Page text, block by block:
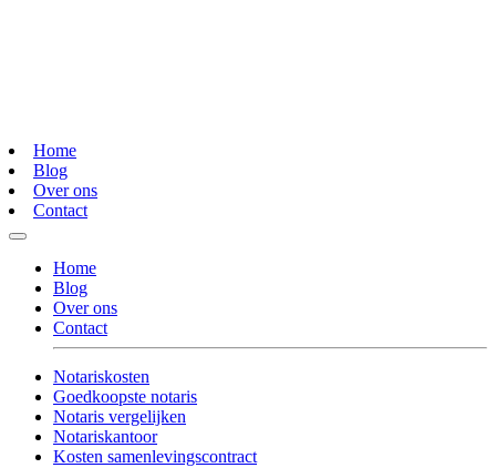
Home
Blog
Over ons
Contact
Home
Blog
Over ons
Contact
Notariskosten
Goedkoopste notaris
Notaris vergelijken
Notariskantoor
Kosten samenlevingscontract